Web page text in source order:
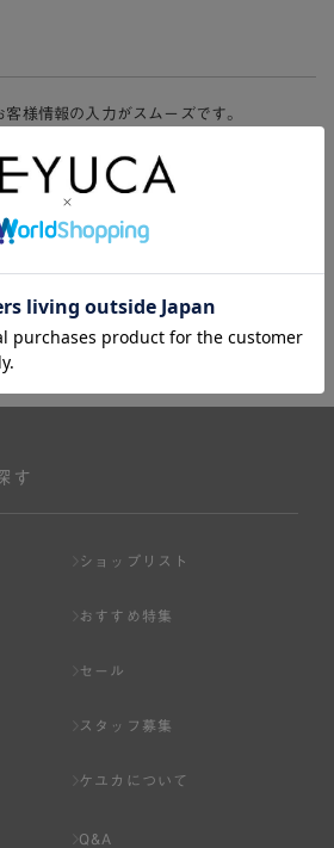
様情報の入力がスムーズです。
だけます。
す
ショップリスト
おすすめ特集
セール
スタッフ募集
ケユカについて
Q&A